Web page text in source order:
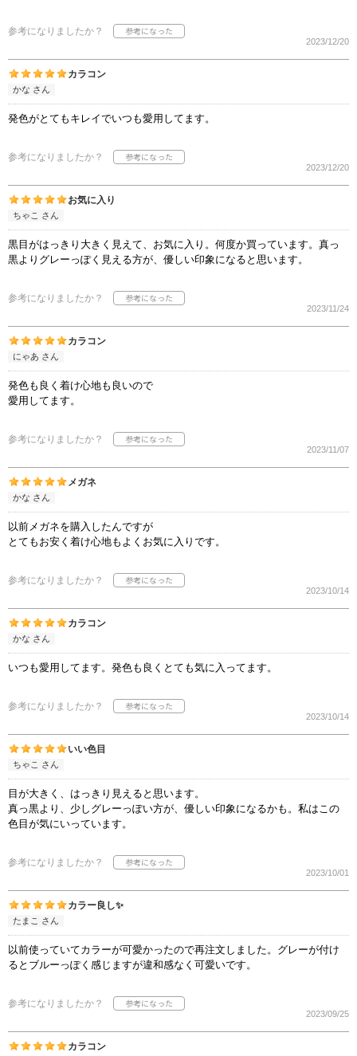
参考になりましたか？
2023/12/20
カラコン
かな さん
発色がとてもキレイでいつも愛用してます。
参考になりましたか？
2023/12/20
お気に入り
ちゃこ さん
黒目がはっきり大きく見えて、お気に入り。何度か買っています。真っ
黒よりグレーっぽく見える方が、優しい印象になると思います。
参考になりましたか？
2023/11/24
カラコン
にゃあ さん
発色も良く着け心地も良いので
愛用してます。
参考になりましたか？
2023/11/07
メガネ
かな さん
以前メガネを購入したんですが
とてもお安く着け心地もよくお気に入りです。
参考になりましたか？
2023/10/14
カラコン
かな さん
いつも愛用してます。発色も良くとても気に入ってます。
参考になりましたか？
2023/10/14
いい色目
ちゃこ さん
目が大きく、はっきり見えると思います。
真っ黒より、少しグレーっぽい方が、優しい印象になるかも。私はこの
色目が気にいっています。
参考になりましたか？
2023/10/01
カラー良し✨️
たまこ さん
以前使っていてカラーが可愛かったので再注文しました。グレーが付け
るとブルーっぽく感じますが違和感なく可愛いです。
参考になりましたか？
2023/09/25
カラコン